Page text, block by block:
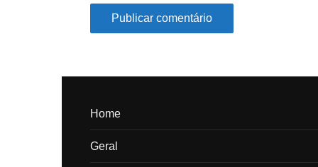
Home
Geral